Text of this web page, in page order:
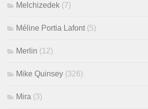
Melchizedek (7)
Méline Portia Lafont (5)
Merlin (12)
Mike Quinsey (326)
Mira (3)